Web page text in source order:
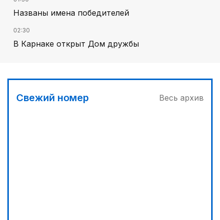
Названы имена победителей
02:30
В Карнаке открыт Дом дружбы
00:45
Свежий номер Весь архив